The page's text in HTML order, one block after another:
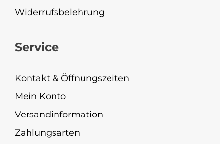
Widerrufsbelehrung
Service
Kontakt & Öffnungszeiten
Mein Konto
Versandinformation
Zahlungsarten